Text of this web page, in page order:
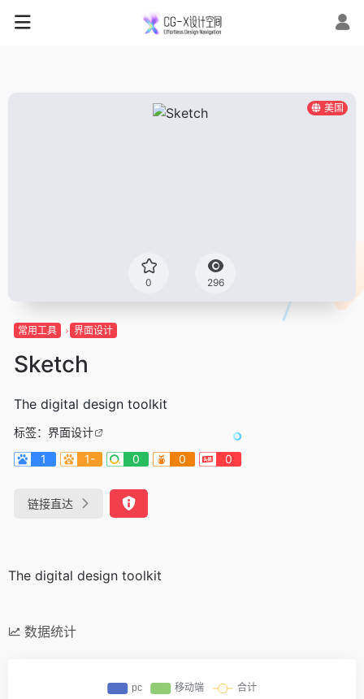
美国
0 296
常用工具 界面设计
Sketch
The digital design toolkit
标签： 界面设计
1
1- 0 0 0
链接直达
The digital design toolkit
数据统计